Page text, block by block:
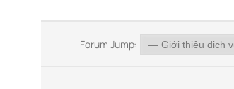
Forum Jump: